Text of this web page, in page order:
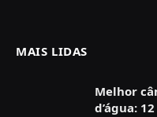
MAIS LIDAS
Melhor
d’água: